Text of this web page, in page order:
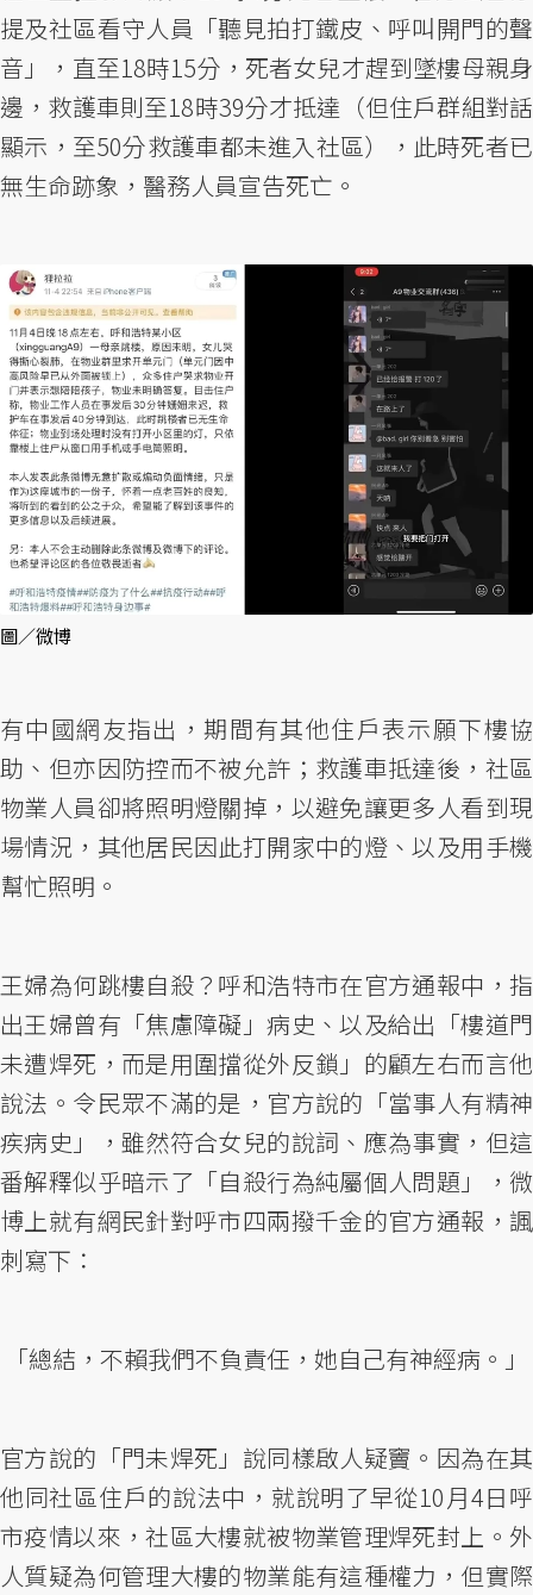
提及社區看守人員「聽見拍打鐵皮、呼叫開門的聲
音」，直至18時15分，死者女兒才趕到墜樓母親身
邊，救護車則至18時39分才抵達（但住戶群組對話
顯示，至50分救護車都未進入社區），此時死者已
無生命跡象，醫務人員宣告死亡。
圖／微博
有中國網友指出，期間有其他住戶表示願下樓協
助、但亦因防控而不被允許；救護車抵達後，社區
物業人員卻將照明燈關掉，以避免讓更多人看到現
場情況，其他居民因此打開家中的燈、以及用手機
幫忙照明。
王婦為何跳樓自殺？呼和浩特市在官方通報中，指
出王婦曾有「焦慮障礙」病史、以及給出「樓道門
未遭焊死，而是用圍擋從外反鎖」的顧左右而言他
說法。令民眾不滿的是，官方說的「當事人有精神
疾病史」，雖然符合女兒的說詞、應為事實，但這
番解釋似乎暗示了「自殺行為純屬個人問題」，微
博上就有網民針對呼市四兩撥千金的官方通報，諷
刺寫下：
「總結，不賴我們不負責任，她自己有神經病。」
官方說的「門未焊死」說同樣啟人疑竇。因為在其
他同社區住戶的說法中，就說明了早從10月4日呼
市疫情以來，社區大樓就被物業管理焊死封上。外
人質疑為何管理大樓的物業能有這種權力，但實際